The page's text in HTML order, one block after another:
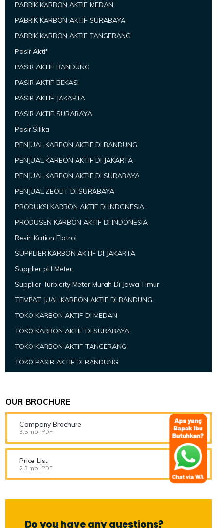
PABRIK KARBON AKTIF MEDAN
PABRIK KARBON AKTIF SURABAYA
PABRIK KARBON AKTIF TANGERANG
Pasir Aktif
PASIR AKTIF BANDUNG
PASIR AKTIF BEKASI
PASIR AKTIF JAKARTA
PASIR AKTIF SURABAYA
Pasir Silika
PENJUAL KARBON AKTIF DI BANDUNG
PENJUAL KARBON AKTIF DI JAKARTA
PENJUAL KARBON AKTIF DI SURABAYA
PENJUAL ZEOLIT DI SURABAYA
PRODUKSI KARBON AKTIF DI INDONESIA
PRODUSEN KARBON AKTIF DI INDONESIA
Resin Kation Flotrol
SUPPLIER KARBON AKTIF DI JAKARTA
Supplier pH Meter
Supplier Turbidity Meter Murah Di Jawa Timur
TEMPAT JUAL KARBON AKTIF DI BANDUNG
TOKO KARBON AKTIF DI MEDAN
TOKO KARBON AKTIF DI SURABAYA
TOKO KARBON AKTIF TANGERANG
TOKO PASIR AKTIF DI BANDUNG
OUR BROCHURE
Company Brochure
3.5 mb, PDF
Price List
2.3 mb, PDF
Do you have any questions?